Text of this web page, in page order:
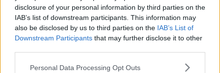
disclosure of your personal information by third parties on the
IAB’s list of downstream participants. This information may
also be disclosed by us to third parties on the IAB’s List of
Downstream Participants that may further disclose it to other
Personal Data Processing Opt Outs
FIFA Kit Creator - Crée et partage tes propres
tenues
OFFICIEL FIFA Kit Creator